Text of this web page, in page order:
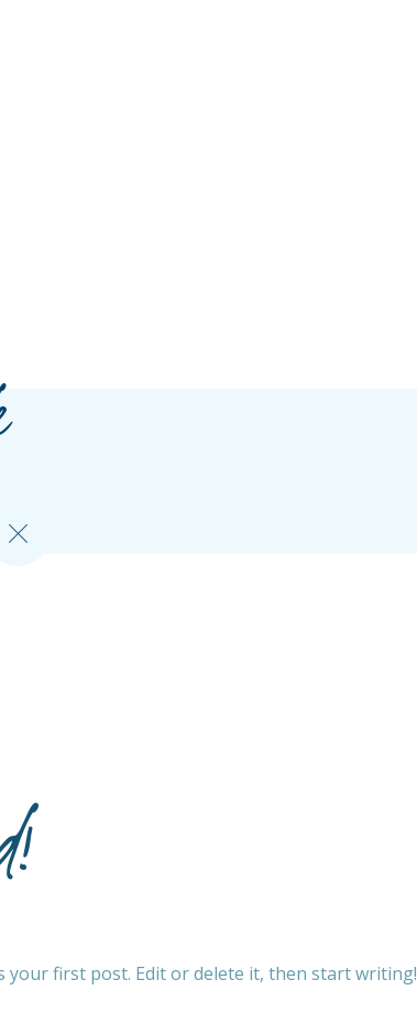
your first post. Edit or delete it, then start writing!